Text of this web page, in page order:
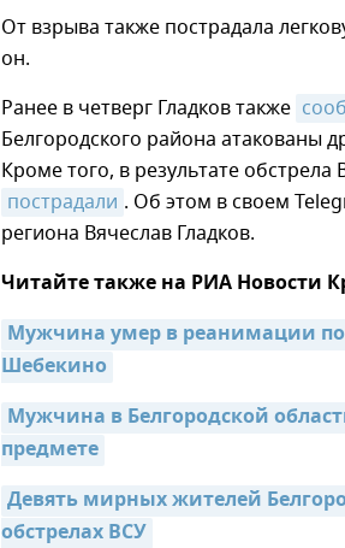
От взрыва также пострадала
он.
Ранее в четверг Гладков также
Белгородского района атакованы
Кроме того, в результате
пострадали . Об этом в своем
региона Вячеслав Гладков.
Читайте также на РИА Новости
Мужчина умер в реанимации
Шебекино
Мужчина в Белгородской
предмете
Девять мирных жителей
обстрелах ВСУ